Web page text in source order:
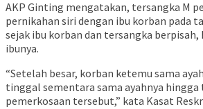
AKP Ginting mengatakan, tersangka M
pernikahan siri dengan ibu korban pada
sejak ibu korban dan tersangka
ibunya.
“Setelah besar, korban ketemu sama
tinggal sementara sama ayahnya
pemerkosaan tersebut,” kata Kasat